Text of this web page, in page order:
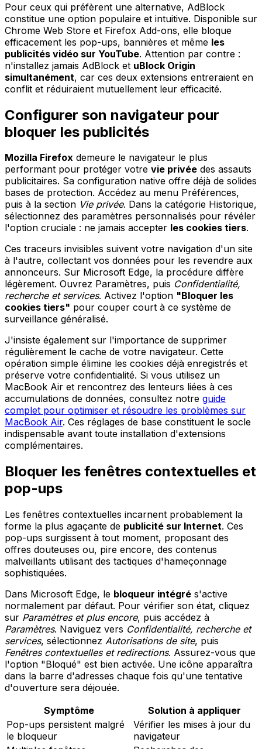
Pour ceux qui préfèrent une alternative, AdBlock
constitue une option populaire et intuitive. Disponible sur
Chrome Web Store et Firefox Add-ons, elle bloque
efficacement les pop-ups, bannières et même les
publicités vidéo sur YouTube. Attention par contre :
n'installez jamais AdBlock et uBlock Origin
simultanément, car ces deux extensions entreraient en
conflit et réduiraient mutuellement leur efficacité.
Configurer son navigateur pour
bloquer les publicités
Mozilla Firefox demeure le navigateur le plus
performant pour protéger votre vie privée des assauts
publicitaires. Sa configuration native offre déjà de solides
bases de protection. Accédez au menu Préférences,
puis à la section Vie privée. Dans la catégorie Historique,
sélectionnez des paramètres personnalisés pour révéler
l'option cruciale : ne jamais accepter les cookies tiers.
Ces traceurs invisibles suivent votre navigation d'un site
à l'autre, collectant vos données pour les revendre aux
annonceurs. Sur Microsoft Edge, la procédure diffère
légèrement. Ouvrez Paramètres, puis Confidentialité,
recherche et services. Activez l'option "Bloquer les
cookies tiers" pour couper court à ce système de
surveillance généralisé.
J'insiste également sur l'importance de supprimer
régulièrement le cache de votre navigateur. Cette
opération simple élimine les cookies déjà enregistrés et
préserve votre confidentialité. Si vous utilisez un
MacBook Air et rencontrez des lenteurs liées à ces
accumulations de données, consultez notre guide
complet pour optimiser et résoudre les problèmes sur
MacBook Air. Ces réglages de base constituent le socle
indispensable avant toute installation d'extensions
complémentaires.
Bloquer les fenêtres contextuelles et
pop-ups
Les fenêtres contextuelles incarnent probablement la
forme la plus agaçante de publicité sur Internet. Ces
pop-ups surgissent à tout moment, proposant des
offres douteuses ou, pire encore, des contenus
malveillants utilisant des tactiques d'hameçonnage
sophistiquées.
Dans Microsoft Edge, le bloqueur intégré s'active
normalement par défaut. Pour vérifier son état, cliquez
sur Paramètres et plus encore, puis accédez à
Paramètres. Naviguez vers Confidentialité, recherche et
services, sélectionnez Autorisations de site, puis
Fenêtres contextuelles et redirections. Assurez-vous que
l'option "Bloqué" est bien activée. Une icône apparaîtra
dans la barre d'adresses chaque fois qu'une tentative
d'ouverture sera déjouée.
Symptôme
Solution à appliquer
Pop-ups persistent malgré
le bloqueur
Vérifier les mises à jour du
navigateur